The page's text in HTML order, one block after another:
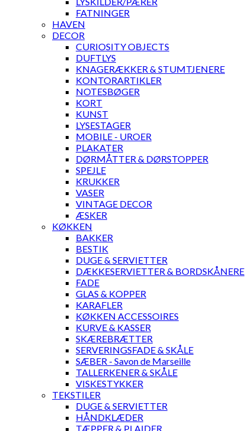
FATNINGER
HAVEN
DECOR
CURIOSITY OBJECTS
DUFTLYS
KNAGERÆKKER & STUMTJENERE
KONTORARTIKLER
NOTESBØGER
KORT
KUNST
LYSESTAGER
MOBILE - UROER
PLAKATER
DØRMÅTTER & DØRSTOPPER
SPEJLE
KRUKKER
VASER
VINTAGE DECOR
ÆSKER
KØKKEN
BAKKER
BESTIK
DUGE & SERVIETTER
DÆKKESERVIETTER & BORDSKÅNERE
FADE
GLAS & KOPPER
KARAFLER
KØKKEN ACCESSOIRES
KURVE & KASSER
SKÆREBRÆTTER
SERVERINGSFADE & SKÅLE
SÆBER - Savon de Marseille
TALLERKENER & SKÅLE
VISKESTYKKER
TEKSTILER
DUGE & SERVIETTER
HÅNDKLÆDER
TÆPPER & PLAIDER